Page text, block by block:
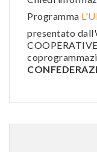
Programma
presentato